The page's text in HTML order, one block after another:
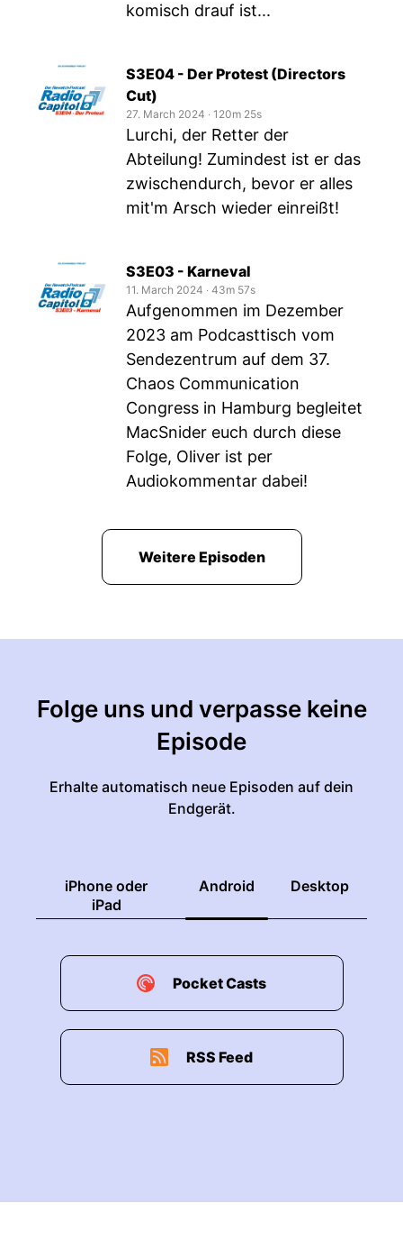
komisch drauf ist...
S3E04 - Der Protest (Directors
Cut)
27. March 2024 ‧ 120m 25s
Lurchi, der Retter der
Abteilung! Zumindest ist er das
zwischendurch, bevor er alles
mit'm Arsch wieder einreißt!
S3E03 - Karneval
11. March 2024 ‧ 43m 57s
Aufgenommen im Dezember
2023 am Podcasttisch vom
Sendezentrum auf dem 37.
Chaos Communication
Congress in Hamburg begleitet
MacSnider euch durch diese
Folge, Oliver ist per
Audiokommentar dabei!
Weitere Episoden
Folge uns und verpasse keine
Episode
Erhalte automatisch neue Episoden auf dein
Endgerät.
iPhone oder
iPad
Android Desktop
Pocket Casts
RSS Feed